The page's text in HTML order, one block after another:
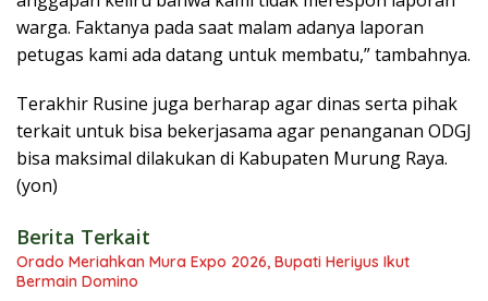
warga. Faktanya pada saat malam adanya laporan
petugas kami ada datang untuk membatu,” tambahnya.
Terakhir Rusine juga berharap agar dinas serta pihak
terkait untuk bisa bekerjasama agar penanganan ODGJ
bisa maksimal dilakukan di Kabupaten Murung Raya.
(yon)
Berita Terkait
Orado Meriahkan Mura Expo 2026, Bupati Heriyus Ikut
Bermain Domino